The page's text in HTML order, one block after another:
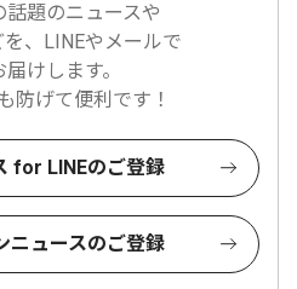
話題のニュースや
、LINEやメールで
けします。
防げて便利です！
for LINEのご登録
ニュースのご登録